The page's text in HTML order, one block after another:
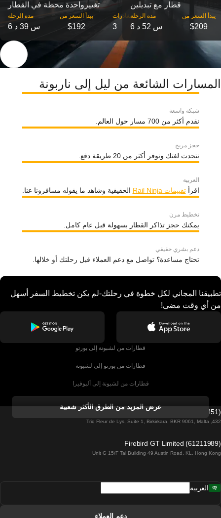
تغییرواحدة محطة في القطار
مدة الرحلة
6 س 39 د
‎يبدأ السعر من
$192
‎المغادرات
3
قطار مع تبديلين
مدة الرحلة
6 س 52 د
‎يبدأ السعر من
$209
المسارات الشائعة من ليل إلى ناربونة
شبكة واسعة
نقدم أكثر من 700 مسار حول العالم.
حجز مريح
نتحدث لغتك ونوفر أكثر من 20 طريقة دفع.
العربية
اقرأتقييمات Rail Ninja الحقيقية وشاهد ما يقوله مسافرونا عنا.
تخطيط مرن
يمكنك حجز تذاكر القطار بسهولة قبل عام كامل.
دعم بشري حقيقي
تحتاج مساعدة؟ تواصل مع دعم العملاء قبل رحلتك أو خلالها.
تطبيقنا المجاني لكل خطوة في رحلتك-لم يكن تخطيط السفر أسهل
من أي وقت مضى!
قطارات من لشبونة إلى بورتو
قطارات من بورتو إلى لشبونة
قطارات من لشبونة إلى ألبوفيرا
قطارات من ألبوفيرا إلى لشبونة
قطارات من لشبونة إلى لاغوس
قطارات من لشبونة إلى مدريد
عرض المزيد من الطرق الأكثر شعبية
Firebird GT Limited (OC 1451)
432, Triq Fleur de Lys, Suite 1, Birkirkara, BKR 9061, Malta
Firebird GT Limited (61211989)
Unit G 15/F Tal Building 49 Austin Road, KL, Hong Kong
العربية
دعم العملاء